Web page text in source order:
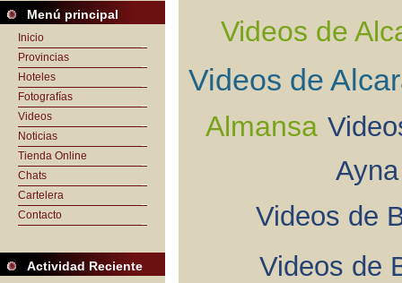
Menú principal
Inicio
Provincias
Hoteles
Fotografías
Videos
Noticias
Tienda Online
Chats
Cartelera
Contacto
Actividad Reciente
Videos de
Videos de
Almansa
Ayna
Videos de
Videos de